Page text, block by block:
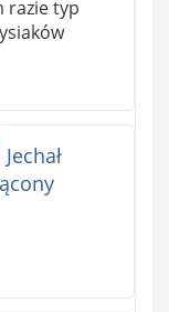
razie typ
Jechał